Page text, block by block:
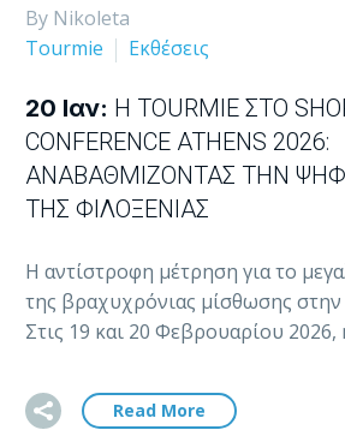
By Nikoleta
Tourmie
Εκθέσεις
20 Ιαν: Η TOURMIE ΣΤΟ
CONFERENCE ATHENS 2026:
ΑΝΑΒΑΘΜΊΖΟΝΤΑΣ ΤΗΝ
ΤΗΣ ΦΙΛΟΞΕΝΊΑΣ
Η αντίστροφη μέτρηση για το
της βραχυχρόνιας μίσθωσης στην
Στις 19 και 20 Φεβρουαρίου 2026,
Read More